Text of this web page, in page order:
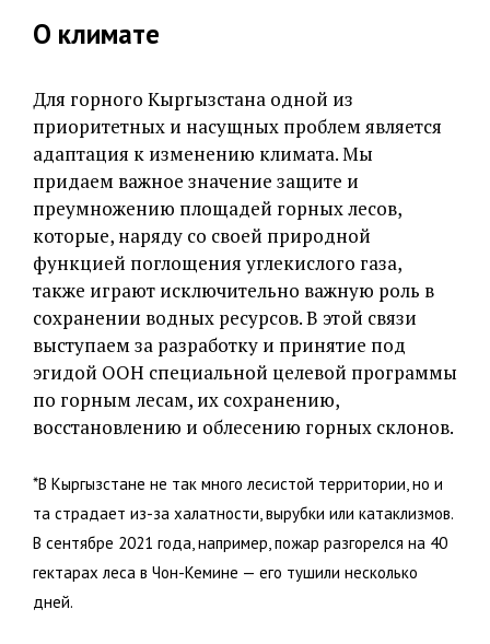
О климате
Для горного Кыргызстана одной из
приоритетных и насущных проблем является
адаптация к изменению климата. Мы
придаем важное значение защите и
преумножению площадей горных лесов,
которые, наряду со своей природной
функцией поглощения углекислого газа,
также играют исключительно важную роль в
сохранении водных ресурсов. В этой связи
выступаем за разработку и принятие под
эгидой ООН специальной целевой программы
по горным лесам, их сохранению,
восстановлению и облесению горных склонов.
*В Кыргызстане не так много лесистой территории, но и
та страдает из-за халатности, вырубки или катаклизмов.
В сентябре 2021 года, например, пожар разгорелся на 40
гектарах леса в Чон-Кемине — его тушили несколько
дней.